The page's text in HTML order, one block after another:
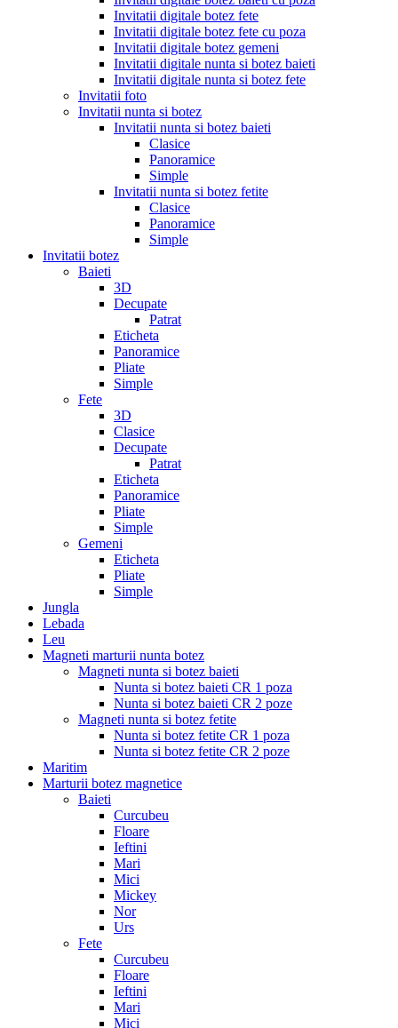
Invitatii digitale botez fete
Invitatii digitale botez fete cu poza
Invitatii digitale botez gemeni
Invitatii digitale nunta si botez baieti
Invitatii digitale nunta si botez fete
Invitatii foto
Invitatii nunta si botez
Invitatii nunta si botez baieti
Clasice
Panoramice
Simple
Invitatii nunta si botez fetite
Clasice
Panoramice
Simple
Invitatii botez
Baieti
3D
Decupate
Patrat
Eticheta
Panoramice
Pliate
Simple
Fete
3D
Clasice
Decupate
Patrat
Eticheta
Panoramice
Pliate
Simple
Gemeni
Eticheta
Pliate
Simple
Jungla
Lebada
Leu
Magneti marturii nunta botez
Magneti nunta si botez baieti
Nunta si botez baieti CR 1 poza
Nunta si botez baieti CR 2 poze
Magneti nunta si botez fetite
Nunta si botez fetite CR 1 poza
Nunta si botez fetite CR 2 poze
Maritim
Marturii botez magnetice
Baieti
Curcubeu
Floare
Ieftini
Mari
Mici
Mickey
Nor
Urs
Fete
Curcubeu
Floare
Ieftini
Mari
Mici